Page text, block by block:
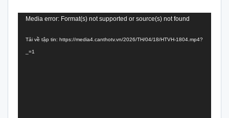
Trình
Video
Media error: Format(s) not supported or source(s) not found
Tải về tập tin: https://media4.canthotv.vn/2026/TH/04/18/HTVH-1804.mp4?
_=1